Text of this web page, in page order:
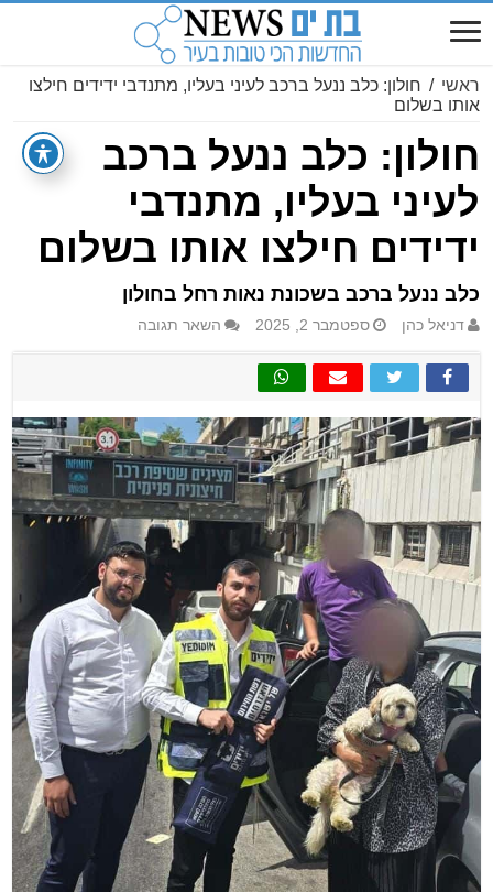
ראשי / חולון: כלב ננעל ברכב לעיני בעליו, מתנדבי ידידים חילצו
אותו בשלום
חולון: כלב ננעל ברכב
לעיני בעליו, מתנדבי
ידידים חילצו אותו בשלום
כלב ננעל ברכב בשכונת נאות רחל בחולון
דניאל כהן ספטמבר 2, 2025 השאר תגובה